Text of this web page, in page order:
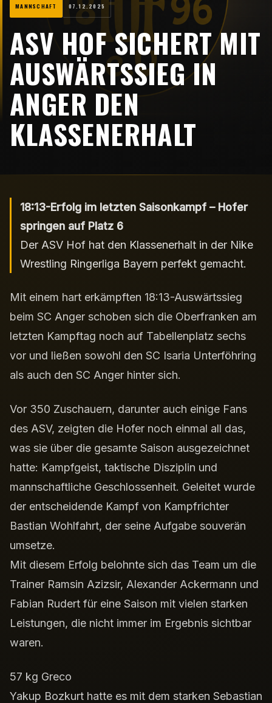
MANNSCHAFT 07.12.2025
ASV HOF SICHERT MIT
AUSWÄRTSSIEG IN
ANGER DEN
KLASSENERHALT
18:13-Erfolg im letzten Saisonkampf – Hofer
springen auf Platz 6
Der ASV Hof hat den Klassenerhalt in der Nike
Wrestling Ringerliga Bayern perfekt gemacht.
Mit einem hart erkämpften 18:13-Auswärtssieg
beim SC Anger schoben sich die Oberfranken am
letzten Kampftag noch auf Tabellenplatz sechs
vor und ließen sowohl den SC Isaria Unterföhring
als auch den SC Anger hinter sich.
Vor 350 Zuschauern, darunter auch einige Fans
des ASV, zeigten die Hofer noch einmal all das,
was sie über die gesamte Saison ausgezeichnet
hatte: Kampfgeist, taktische Disziplin und
mannschaftliche Geschlossenheit. Geleitet wurde
der entscheidende Kampf von Kampfrichter
Bastian Wohlfahrt, der seine Aufgabe souverän
umsetze.
Mit diesem Erfolg belohnte sich das Team um die
Trainer Ramsin Azizsir, Alexander Ackermann und
Fabian Rudert für eine Saison mit vielen starken
Leistungen, die nicht immer im Ergebnis sichtbar
waren.
57 kg Greco
Yakup Bozkurt hatte es mit dem starken Sebastian